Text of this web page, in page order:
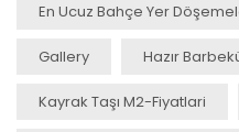
En Ucuz Bahçe Yer
Gallery Hazır
Kayrak Taşı M2-Fiyatlari